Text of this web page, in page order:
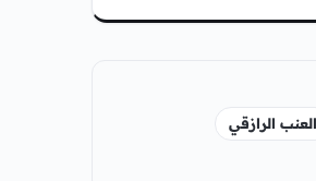
العنب الرازقي